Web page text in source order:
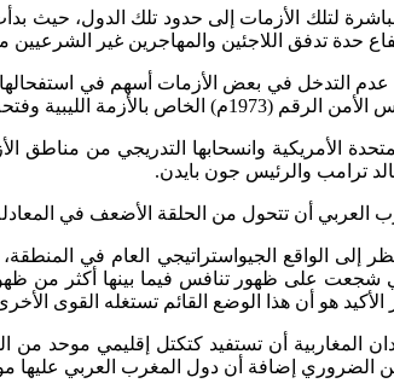
لتلك الأزمات إلى حدود تلك الدول، حيث
حدة تدفق اللاجئين والمهاجرين غير الشرعيين
التدخل في بعض الأزمات أسهم في استفحالها
الباب واسعًا أمام تدخل حلف شمال الأطلسي هناك.
الأمريكية وانسحابها التدريجي من مناطق
ترامب والرئيس جون بايدن.
أن تتحول من الحلقة الأضعف في المعادلة
إلى الواقع الجيواستراتيجي العام في
شجعت على ظهور تنافس فيما بينها أكثر من
الأكيد هو أن هذا الوضع القائم تستغله القوى
المغاربية أن تستفيد كتكتل إقليمي موحد من
إضافة أن دول المغرب العربي عليها